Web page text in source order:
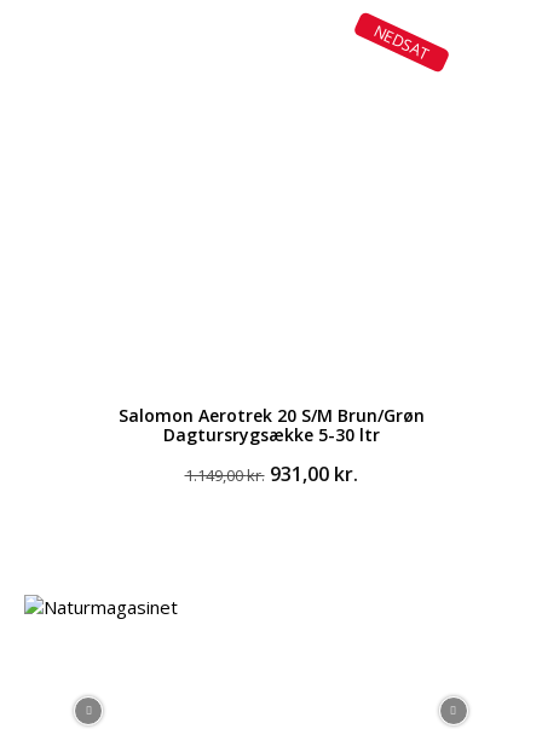
pris
er:
321,00 kr..
NEDSAT
Salomon Aerotrek 20 S/M Brun/Grøn
Dagtursrygsække 5-30 ltr
1.149,00kr. Den
931,00 kr.Den